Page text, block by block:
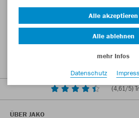
(4,61/5)
ÜBER JAKO
Alle akzeptieren
Alle ablehnen
mehr Infos
Datenschutz